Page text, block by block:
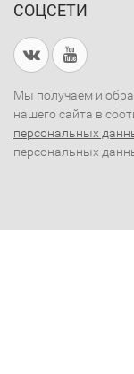
СОЦСЕТИ
Мы получаем и
нашего сайта в
персональных
персональных